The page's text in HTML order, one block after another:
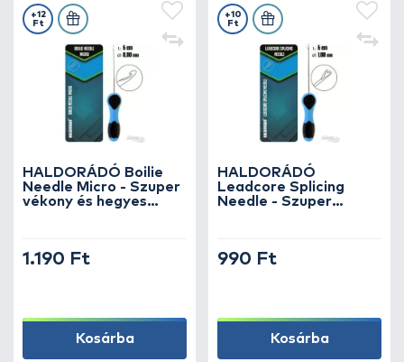
HALDORÁDÓ Boilie
Needle Micro - Szuper
vékony és hegyes
+12
Ft
1.190 Ft
Kosárba
HALDORÁDÓ
Leadcore Splicing
Needle - Szuper
+10
Ft
990 Ft
Kosárba